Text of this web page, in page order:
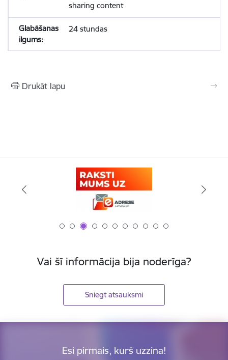
sharing content
24 stundas
Drukāt lapu
Vai šī informācija bija noderīga?
Sniegt atsauksmi
Esi pirmais, kurš uzzina!